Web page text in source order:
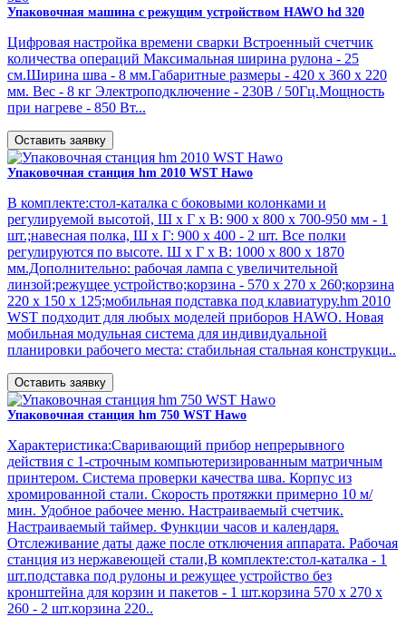
Упаковочная машина с режущим устройством HAWO hd 320
Цифровая настройка времени сварки Встроенный счетчик
количества операций Максимальная ширина рулона - 25
см.Ширина шва - 8 мм.Габаритные размеры - 420 х 360 х 220
мм. Вес - 8 кг Электроподключение - 230В / 50Гц.Мощность
при нагреве - 850 Вт...
Оставить заявку
Упаковочная станция hm 2010 WST Hawo
В комплекте:стол-каталка с боковыми колонками и
регулируемой высотой, Ш х Г х В: 900 х 800 х 700-950 мм - 1
шт.;навесная полка, Ш х Г: 900 х 400 - 2 шт. Все полки
регулируются по высоте. Ш х Г х В: 1000 х 800 х 1870
мм.Дополнительно: рабочая лампа с увеличительной
линзой;режущее устройство;корзина - 570 х 270 х 260;корзина
220 х 150 х 125;мобильная подставка под клавиатуру.hm 2010
WST подходит для любых моделей приборов HAWO. Новая
мобильная модульная система для индивидуальной
планировки рабочего места: стабильная стальная конструкци..
Оставить заявку
Упаковочная станция hm 750 WST Hawo
Характеристика:Сваривающий прибор непрерывного
действия с 1-строчным компьютеризированным матричным
принтером. Система проверки качества шва. Корпус из
хромированной стали. Скорость протяжки примерно 10 м/
мин. Удобное рабочее меню. Настраиваемый счетчик.
Настраиваемый таймер. Функции часов и календаря.
Отслеживание даты даже после отключения аппарата. Рабочая
станция из нержавеющей стали,В комплекте:стол-каталка - 1
шт.подставка под рулоны и режущее устройство без
кронштейна для корзин и пакетов - 1 шт.корзина 570 х 270 х
260 - 2 шт.корзина 220..